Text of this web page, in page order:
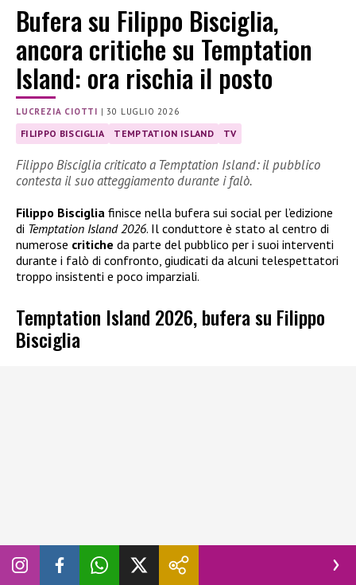
Bufera su Filippo Bisciglia,
ancora critiche su Temptation
Island: ora rischia il posto
LUCREZIA CIOTTI |30 LUGLIO 2026
FILIPPO BISCIGLIA TEMPTATION ISLAND TV
Filippo Bisciglia criticato a Temptation Island: il pubblico
contesta il suo atteggiamento durante i falò.
Filippo Bisciglia finisce nella bufera sui social per l’edizione
di Temptation Island 2026. Il conduttore è stato al centro di
numerose critiche da parte del pubblico per i suoi interventi
durante i falò di confronto, giudicati da alcuni telespettatori
troppo insistenti e poco imparziali.
Temptation Island 2026, bufera su Filippo
Bisciglia